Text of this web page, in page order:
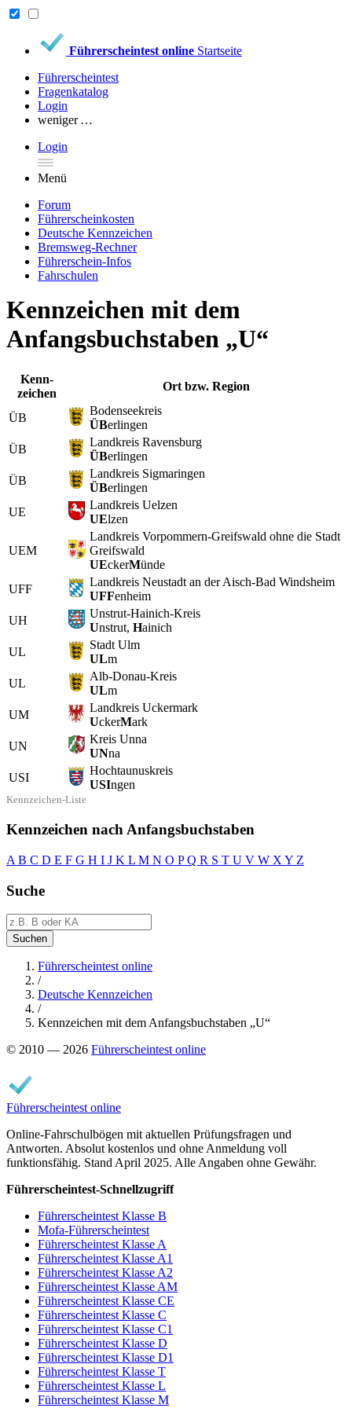
Führerscheintest online Startseite
Führerscheintest
Fragenkatalog
Login
weniger …
Login
Menü
Forum
Führerscheinkosten
Deutsche Kennzeichen
Bremsweg-Rechner
Führerschein-Infos
Fahrschulen
Kennzeichen mit dem
Anfangsbuchstaben „U“
Kennzeichen-Liste
Kenn­
zeichen
Ort bzw. Region
ÜB
Bodenseekreis
ÜBerlingen
ÜB
Landkreis Ravensburg
ÜBerlingen
ÜB
Landkreis Sigmaringen
ÜBerlingen
UE
Landkreis Uelzen
UElzen
UEM
Landkreis Vorpommern-Greifswald ohne die Stadt
Greifswald
UEckerMünde
UFF
Landkreis Neustadt an der Aisch-Bad Windsheim
UFFenheim
UH
Unstrut-Hainich-Kreis
Unstrut, Hainich
UL
Stadt Ulm
ULm
UL
Alb-Donau-Kreis
ULm
UM
Landkreis Uckermark
UckerMark
UN
Kreis Unna
UNna
USI
Hochtaunuskreis
USIngen
Kennzeichen nach Anfangsbuchstaben
A B C D E F G H I J K L M N O PQ R S T U V W X Y Z
Suche
Suchen
Führerscheintest online
/
Deutsche Kennzeichen
/
Kennzeichen mit dem Anfangsbuchstaben „U“
© 2010 — 2026 Führerscheintest online
Führerscheintest online
Online-Fahrschulbögen mit aktuellen Prüfungsfragen und
Antworten. Absolut kostenlos und ohne Anmeldung voll
funktionsfähig. Stand April 2025. Alle Angaben ohne Gewähr.
Führerscheintest-Schnellzugriff
Führerscheintest Klasse B
Mofa-Führerscheintest
Führerscheintest Klasse A
Führerscheintest Klasse A1
Führerscheintest Klasse A2
Führerscheintest Klasse AM
Führerscheintest Klasse CE
Führerscheintest Klasse C
Führerscheintest Klasse C1
Führerscheintest Klasse D
Führerscheintest Klasse D1
Führerscheintest Klasse T
Führerscheintest Klasse L
Führerscheintest Klasse M